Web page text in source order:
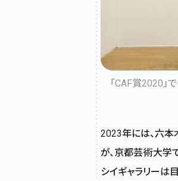
「CAF賞2020」
2023年には、六本
が、京都芸術大学
シイギャラリーは